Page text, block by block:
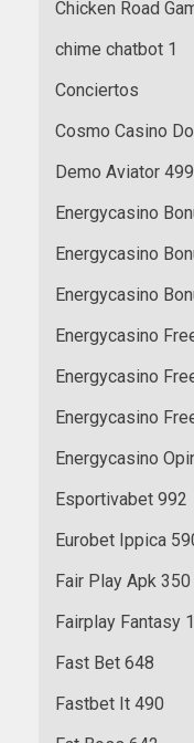
Chicken Road
chime chatbot 1
Conciertos
Cosmo Casino
Demo Aviator 499
Energycasino
Energycasino
Energycasino
Energycasino
Energycasino
Energycasino
Energycasino
Esportivabet 992
Eurobet Ippica
Fair Play Apk 350
Fairplay Fantasy
Fast Bet 648
Fastbet It 490